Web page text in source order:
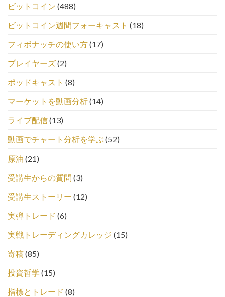
ビットコイン (488)
ビットコイン週間フォーキャスト (18)
フィボナッチの使い方(17)
プレイヤーズ(2)
ポッドキャスト (8)
マーケットを動画分析(14)
ライブ配信(13)
動画でチャート分析を学ぶ (52)
原油 (21)
受講生からの質問 (3)
受講生ストーリー (12)
実弾トレード (6)
実戦トレーディングカレッジ (15)
寄稿(85)
投資哲学 (15)
指標とトレード (8)